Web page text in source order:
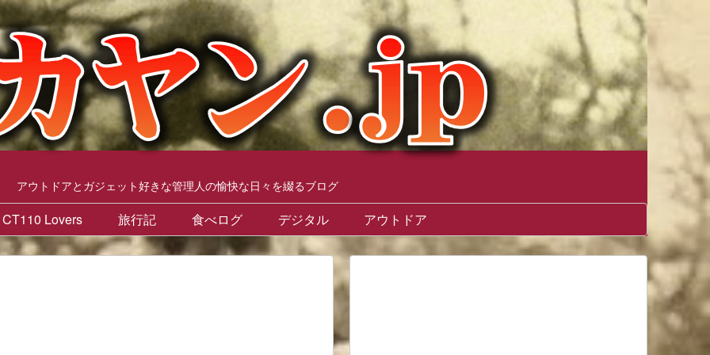
アウトドアとガジェット好きな管理人の愉快な日々を綴るブログ
CT110 Lovers 旅行記 食べログ デジタル アウトドア